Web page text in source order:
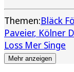
Themen:Bläck
Paveier Kölner
Loss Mer Singe
Mehr anzeigen